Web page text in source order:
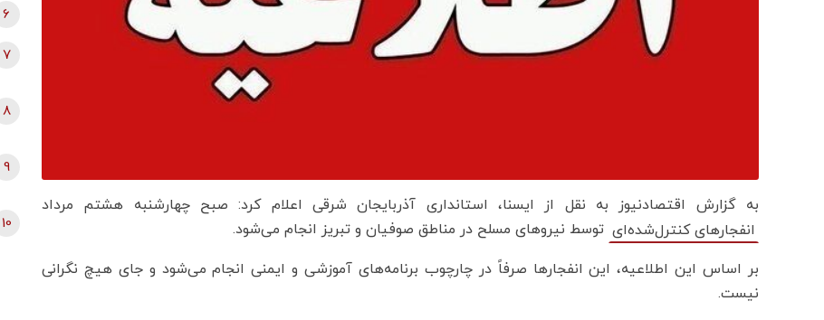
به گزارش اقتصادنیوز به نقل از ایسنا، استانداری آذربایجان‌ شرقی اعلام کرد: صبح چهارشنبه هشتم مرداد
انفجارهای کنترل‌شده‌ای توسط نیروهای مسلح در مناطق صوفیان و تبریز انجام می‌شود.
بر اساس این اطلاعیه، این انفجارها صرفاً در چارچوب برنامه‌های آموزشی و ایمنی انجام می‌شود و جای هیچ نگرانی
نیست.
6
7
8
9
10